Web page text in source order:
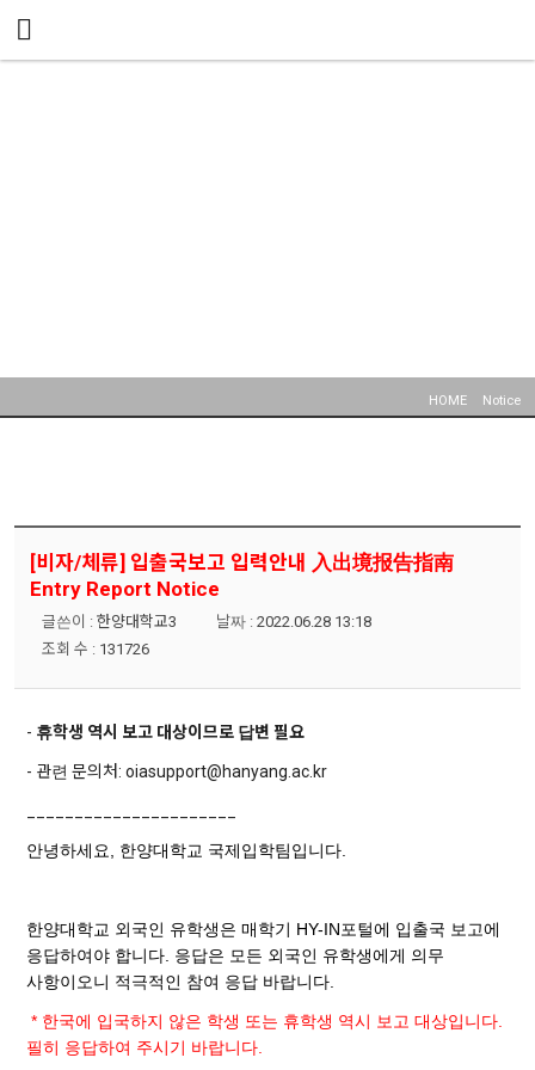
HOME Notice
[비자/체류] 입출국보고 입력안내 入出境报告指南
Entry Report Notice
글쓴이 : 한양대학교3 날짜 : 2022.06.28 13:18
조회 수 : 131726
- 휴학생 역시 보고 대상이므로 답변 필요
- 관련 문의처: oiasupport@hanyang.ac.kr
안녕하세요, 한양대학교 국제입학팀입니다.
한양대학교 외국인 유학생은 매학기 HY-IN포털에 입출국 보고에
응답하여야 합니다. 응답은 모든 외국인 유학생에게 의무
사항이오니 적극적인 참여 응답 바랍니다.
* 한국에 입국하지 않은 학생 또는 휴학생 역시 보고 대상입니다.
필히 응답하여 주시기 바랍니다.